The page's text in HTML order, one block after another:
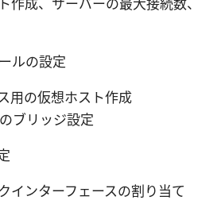
作成、サーバーの最大接続数、
ルの設定
用の仮想ホスト作成
ブリッジ設定
インターフェースの割り当て